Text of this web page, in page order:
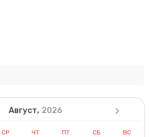
Август, 2026
СР ЧТ ПТ СБ ВС